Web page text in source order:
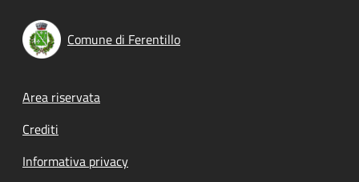
Comune di Ferentillo
Footer menu
Area riservata
Crediti
Informativa privacy